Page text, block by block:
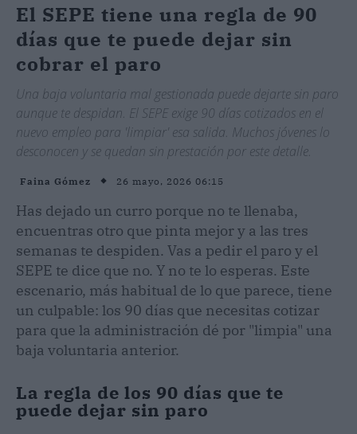
El SEPE tiene una regla de 90
días que te puede dejar sin
cobrar el paro
Una baja voluntaria mal gestionada puede dejarte sin paro
aunque te despidan. El SEPE exige 90 días cotizados en el
nuevo empleo para 'limpiar' esa salida. Muchos jóvenes lo
desconocen y se quedan sin prestación por este detalle.
Faina Gómez 26 mayo, 2026 06:15
Has dejado un curro porque no te llenaba,
encuentras otro que pinta mejor y a las tres
semanas te despiden. Vas a pedir el paro y el
SEPE te dice que no. Y no te lo esperas. Este
escenario, más habitual de lo que parece, tiene
un culpable: los 90 días que necesitas cotizar
para que la administración dé por "limpia" una
baja voluntaria anterior.
La regla de los 90 días que te
puede dejar sin paro